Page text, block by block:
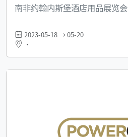
南非约翰内斯堡酒店用品展览会
2023-05-18 → 05-20
•